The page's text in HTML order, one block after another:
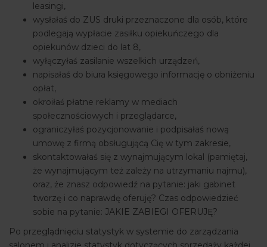
leasingi,
wysłałaś do ZUS druki przeznaczone dla osób, które
podlegają wypłacie zasiłku opiekuńczego dla
opiekunów dzieci do lat 8,
wyłączyłaś zasilanie wszelkich urządzeń,
napisałaś do biura księgowego informację o obniżeniu
opłat,
okroiłaś płatne reklamy w mediach
społecznościowych i przeglądarce,
ograniczyłaś pozycjonowanie i podpisałaś nową
umowę z firmą obsługującą Cię w tym zakresie,
skontaktowałaś się z wynajmującym lokal (pamiętaj,
że wynajmującym też zależy na utrzymaniu najmu),
oraz, że znasz odpowiedź na pytanie: jaki gabinet
tworzę i co naprawdę oferuję? Czas odpowiedzieć
sobie na pytanie: JAKIE ZABIEGI OFERUJĘ?
Po przeglądnięciu statystyk w systemie do zarządzania